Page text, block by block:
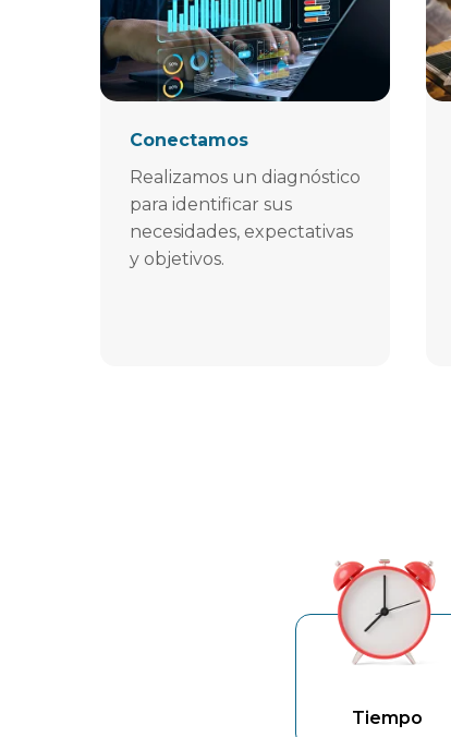
Conectamos
Realizamos un diagnóstico
para identificar sus
necesidades, expectativas
y objetivos.
Tiempo